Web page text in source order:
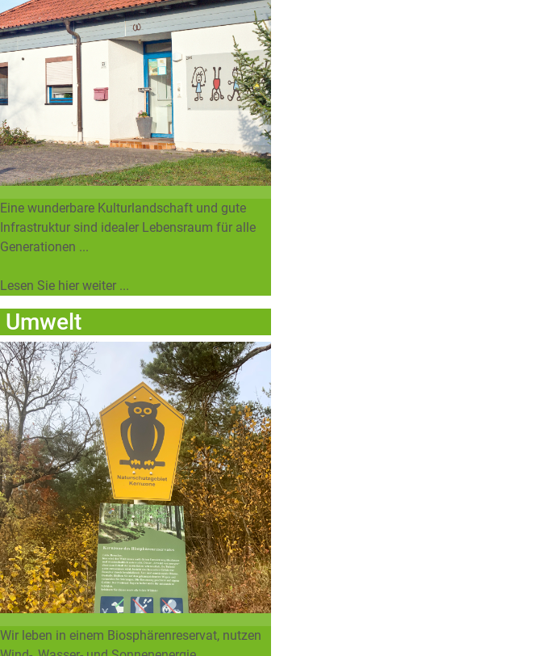
Eine wunderbare Kulturlandschaft und gute
Infrastruktur sind idealer Lebensraum für alle
Generationen ...
Lesen Sie hier weiter ...
Umwelt
Wir leben in einem Biosphärenreservat, nutzen